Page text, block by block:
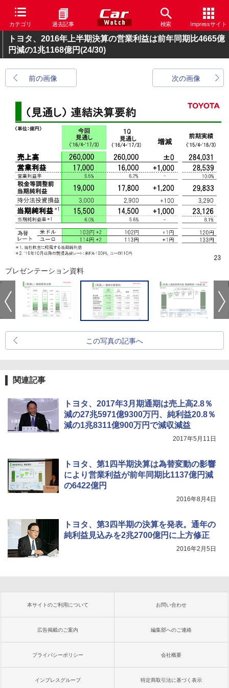
カテゴリ 過去記事 検索 Impressサイト
トヨタ、2016年上半期決算の営業利益は前年同期比4665億
円減の1兆1168億円(24/30)
前の画像 次の画像
プレゼンテーション資料
この写真の記事へ
関連記事
トヨタ、2017年3月期通期は売上高2.8％
減の27兆5971億9300万円、純利益20.8％
減の1兆8311億900万円で減収減益
2017年5月11日
トヨタ、第1四半期決算は為替変動の影響
により営業利益が前年同期比1137億円減
の6422億円
2016年8月4日
トヨタ、第3四半期の決算を発表。通年の
純利益見込みを2兆2700億円に上方修正
2016年2月5日
本サイトのご利用について お問い合わせ
広告掲載のご案内 編集部へのご連絡
プライバシーポリシー 会社概要
インプレスグループ 特定商取引法に基づく表示